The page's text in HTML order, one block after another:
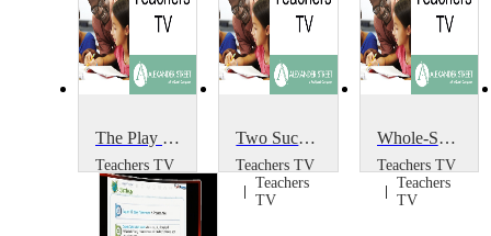
The Play Project
Teachers TV
Teachers
TV
Two Successful Projects
Teachers TV
Teachers
TV
Whole-School Portrait Project
Teachers TV
Teachers
TV